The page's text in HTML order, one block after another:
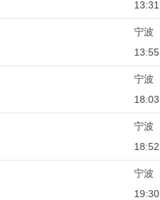
13:31
宁波
13:55
宁波
18:03
宁波
18:52
宁波
19:30